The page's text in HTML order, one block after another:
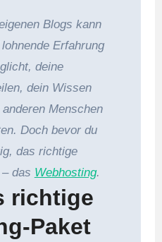
Blogs kann
Erfahrung
deine
dein Wissen
Menschen
Doch bevor du
das richtige
das Webhosting.
richtige
Paket